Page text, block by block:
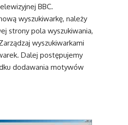
BBC.
wyszukiwarkę, należy
strony pola wyszukiwania,
wyszukiwarkami
Dalej postępujemy
dodawania motywów